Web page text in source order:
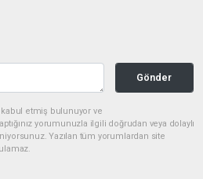
Gönder
kabul etmiş bulunuyor ve
yorumunuzla ilgili doğrudan veya dolaylı
Yazılan tüm yorumlardan site